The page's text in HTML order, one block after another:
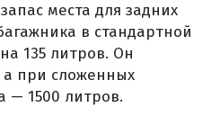
места для задних
в стандартной
135 литров. Он
а при сложенных
— 1500 литров.